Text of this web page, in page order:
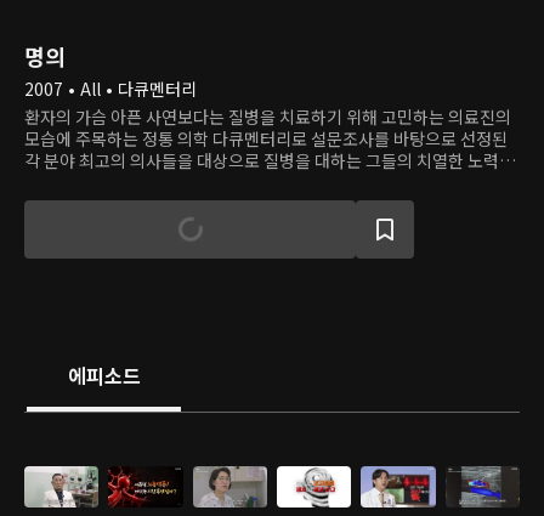
명의
2007 • All • 다큐멘터리
환자의 가슴 아픈 사연보다는 질병을 치료하기 위해 고민하는 의료진의
모습에 주목하는 정통 의학 다큐멘터리로 설문조사를 바탕으로 선정된
각 분야 최고의 의사들을 대상으로 질병을 대하는 그들의 치열한 노력과
에피소드